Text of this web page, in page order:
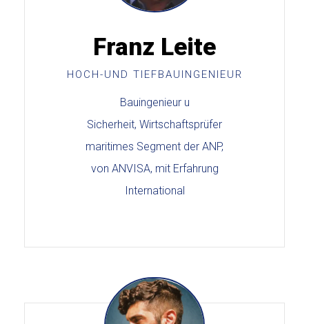
Franz Leite
HOCH-UND TIEFBAUINGENIEUR
Bauingenieur u
Sicherheit, Wirtschaftsprüfer
maritimes Segment der ANP,
von ANVISA, mit Erfahrung
International